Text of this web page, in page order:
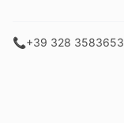
📞+39 328 3583653